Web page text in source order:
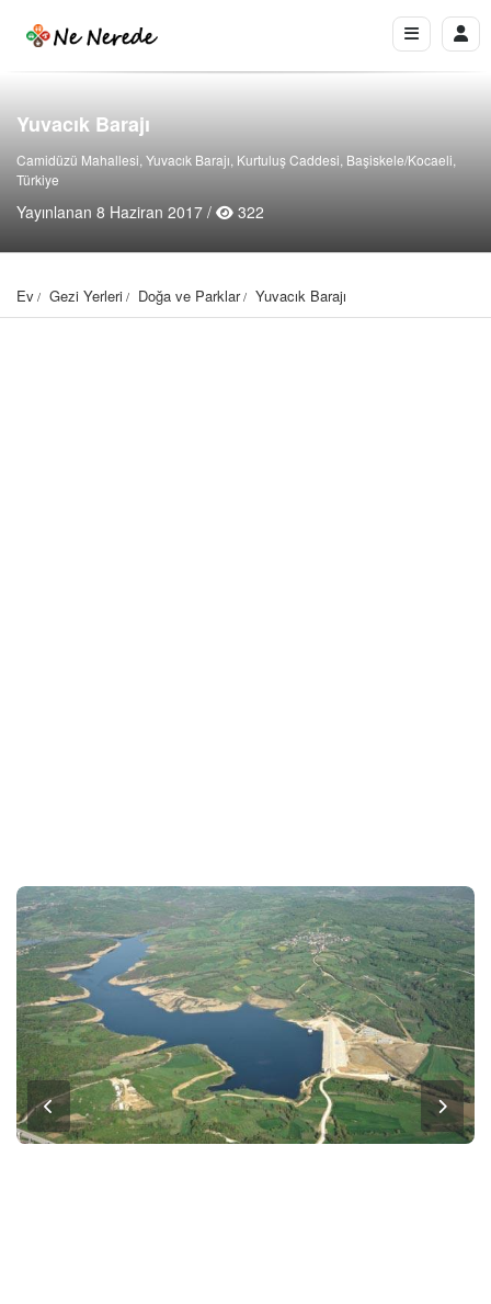
Yuvacık Barajı
Camidüzü Mahallesi, Yuvacık Barajı, Kurtuluş Caddesi, Başiskele/Kocaeli,
Türkiye
Yayınlanan 8 Haziran 2017 / 322
Ev Gezi Yerleri Doğa ve Parklar Yuvacık Barajı